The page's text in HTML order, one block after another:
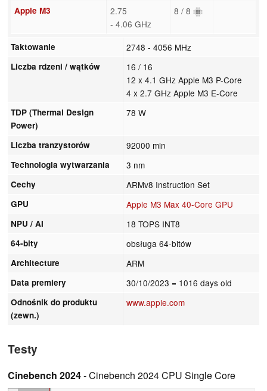
Apple M3
2.75
- 4.06 GHz
8 / 8
Taktowanie 2748 - 4056 MHz
Liczba rdzeni / wątków
16 / 16
12 x 4.1 GHz Apple M3 P-Core
4 x 2.7 GHz Apple M3 E-Core
TDP (Thermal Design
Power)
78 W
Liczba tranzystorów 92000 mln
Technologia wytwarzania 3 nm
Cechy ARMv8 Instruction Set
GPU Apple M3 Max 40-Core GPU
NPU / AI 18 TOPS INT8
64-bity obsługa 64-bitów
Architecture ARM
Data premiery 30/10/2023 = 1016 days old
Odnośnik do produktu
(zewn.)
www.apple.com
Testy
Cinebench 2024- Cinebench 2024 CPU Single Core